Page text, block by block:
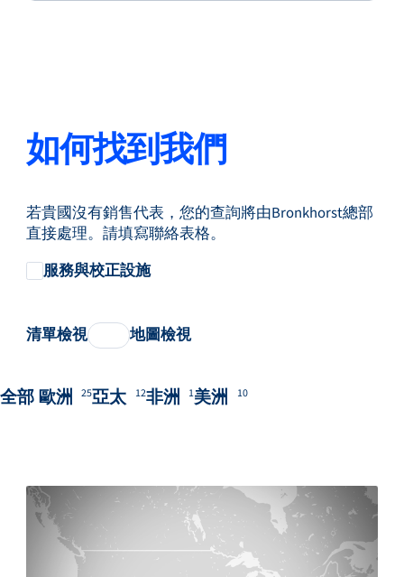
如何找到我們
若貴國沒有銷售代表，您的查詢將由Bronkhorst總部
直接處理。請填寫聯絡表格。
服務與校正設施
清單檢視 地圖檢視
全部歐洲 25亞太 12非洲 1美洲 10